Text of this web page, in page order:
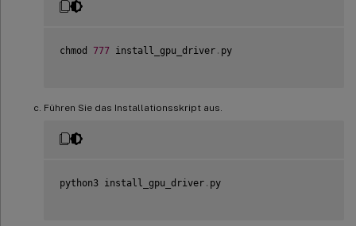
chmod 777 install_gpu_driver . py
Führen Sie das Installationsskript aus.
python3 install_gpu_driver . py